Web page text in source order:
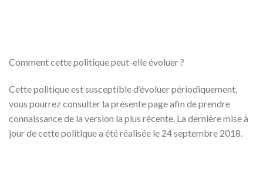
Comment cette politique peut-elle évoluer ?
Cette politique est susceptible d’évoluer périodiquement,
vous pourrez consulter la présente page afin de prendre
connaissance de la version la plus récente. La dernière mise à
jour de cette politique a été réalisée le 24 septembre 2018.